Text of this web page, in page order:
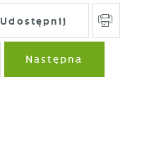
Udostępnij
Następna